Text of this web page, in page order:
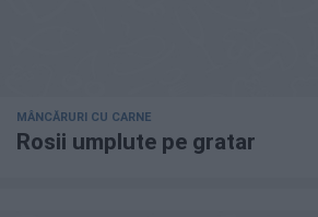
MÂNCĂRURI CU CARNE
Rosii umplute pe gratar